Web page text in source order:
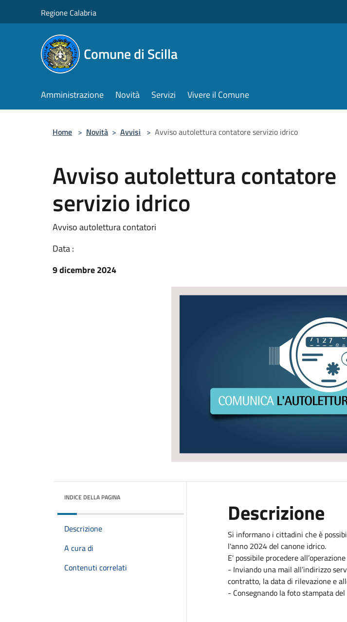
Regione Calabria
Comune di Scilla
Amministrazione Novità Servizi Vivere il Comune
Home > Novità > Avvisi > Avviso autolettura contatore servizio idrico
Avviso autolettura contatore
servizio idrico
Avviso autolettura contatori
Data :
9 dicembre 2024
INDICE DELLA PAGINA
Descrizione
A cura di
Contenuti correlati
Descrizione
Si informano i cittadini che è
l'anno 2024 del canone idrico.
E' possibile procedere
- Inviando una mail all’indirizzo
contratto, la data di rilevazione e
- Consegnando la foto stampata